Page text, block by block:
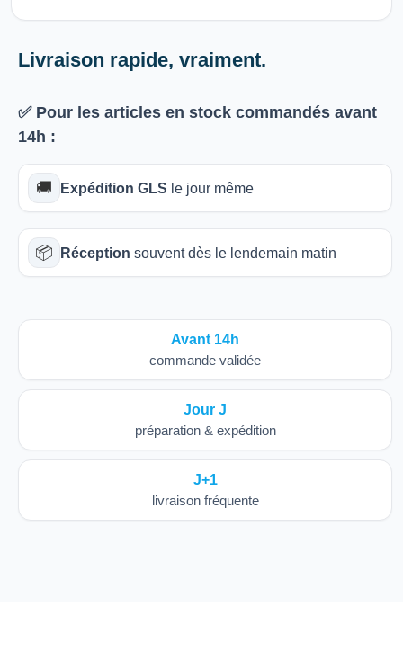
Livraison rapide, vraiment.
✅ Pour les articles en stock commandés avant
14h :
🚚 Expédition GLS le jour même
📦 Réception souvent dès le lendemain matin
Avant 14h
commande validée
Jour J
préparation & expédition
J+1
livraison fréquente